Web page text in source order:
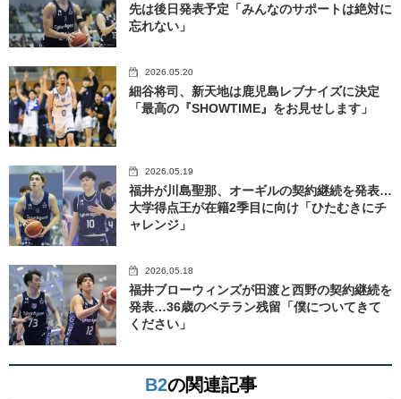
先は後日発表予定「みんなのサポートは絶対に
忘れない」
2026.05.20
細谷将司、新天地は鹿児島レブナイズに決定
「最高の『SHOWTIME』をお見せします」
2026.05.19
福井が川島聖那、オーギルの契約継続を発表…
大学得点王が在籍2季目に向け「ひたむきにチ
ャレンジ」
2026.05.18
福井ブローウィンズが田渡と西野の契約継続を
発表…36歳のベテラン残留「僕についてきて
ください」
B2の関連記事